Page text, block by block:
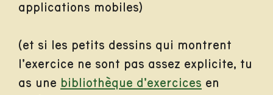
applications mobiles)
(et si les petits dessins qui montrent
l’exercice ne sont pas assez explicite, tu
as une bibliothèque d’exercices en